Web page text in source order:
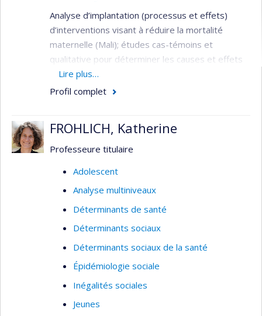
Analyse d’implantation (processus et effets)
d’interventions visant à réduire la mortalité
maternelle (Mali); études cas-témoins et
qualitative pour déterminer les causes et effets
du délai à consulter les services de santé lors de
complications obstétricales (Mali); essai contrôlé
soins obstétricaux sur la mortalité maternelle et
mesure de la satisfaction et motivation du
Déterminants de la santé; pays en
développement; évaluation et organisation des
services de santé; ressources humaines.
Lire plus…
Profil complet
FROHLICH, Katherine
Professeure titulaire
Adolescent
Analyse multiniveaux
Déterminants de santé
Déterminants sociaux
Déterminants sociaux de la santé
Épidémiologie sociale
Inégalités sociales
Jeunes